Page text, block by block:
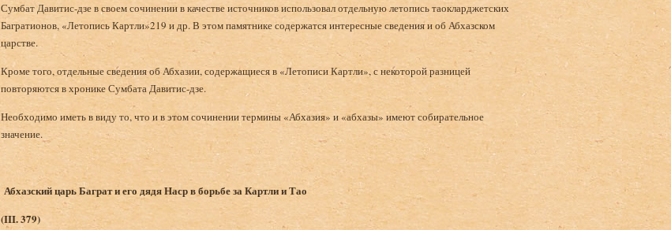
Сумбат Давитис-дзе в своем сочинении в качестве источников использовал отдельную летопись таокларджетских
Багратионов, «Летопись Картли»219 и др. В этом памятнике содержатся интересные сведения и об Абхазском
царстве.
Кроме того, отдельные сведения об Абхазии, содержащиеся в «Летописи Картли», с некоторой разницей
повторяются в хронике Сумбата Давитис-дзе.
Необходимо иметь в виду то, что и в этом сочинении термины «Абхазия» и «абхазы» имеют собирательное
значение.
Абхазский царь Баграт и его дядя Насрв борьбе за Картли и Тао
(III. 379)